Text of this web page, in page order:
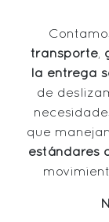
EQUIPO
SERVICIOS
PROYECTOS
transporte,
la entrega
de
que
estándares